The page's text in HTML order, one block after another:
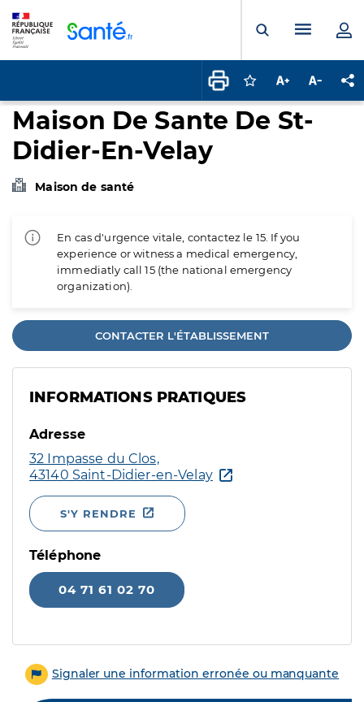
Ouvrir laMenu
Connectez-vous
Augmenter la
Maison De Sante De St-
Didier-En-Velay
Maison de santé
En cas d'urgence vitale, contactez le 15. If you
experience or witness a medical emergency,
immediatly call 15 (the national emergency
organization).
CONTACTER L'ÉTABLISSEMENT
INFORMATIONS PRATIQUES
Adresse
32 Impasse du Clos,
43140 Saint-Didier-en-Velay
S'Y RENDRE
Téléphone
04 71 61 02 70
Signaler une information erronée ou manquante